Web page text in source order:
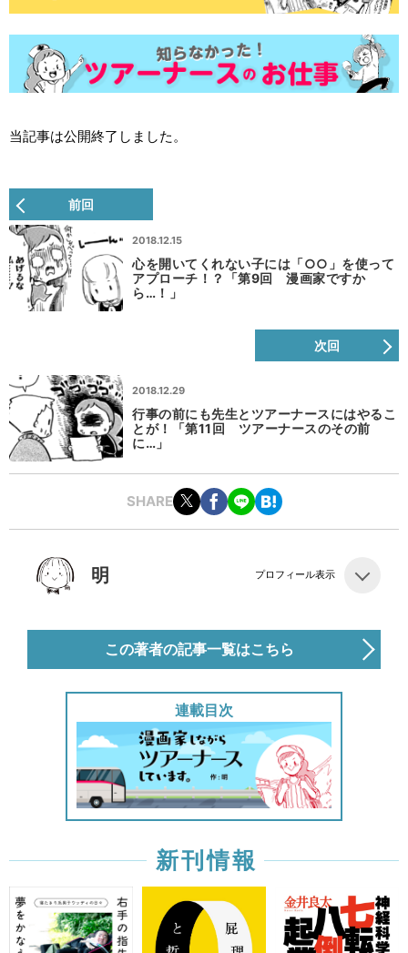
当記事は公開終了しました。
前回
2018.12.15
心を開いてくれない子には「○○」を使って
アプローチ！？「第9回 漫画家ですか
ら…！」
次回
2018.12.29
行事の前にも先生とツアーナースにはやるこ
とが！「第11回 ツアーナースのその前
に…」
SHARE
明 プロフィール表示
この著者の記事一覧はこちら
連載目次
新刊情報